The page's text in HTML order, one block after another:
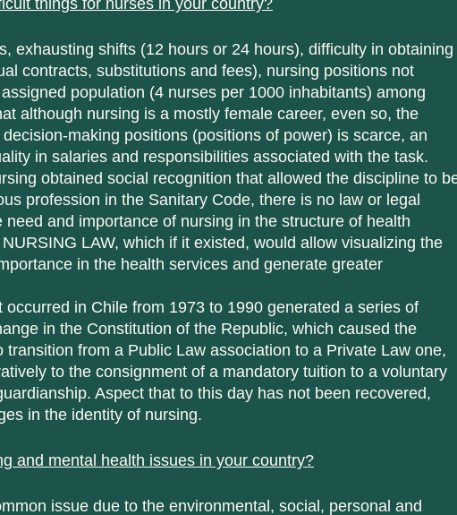
things for nurses in your country?
contracts, substitutions and fees), nursing positions not
population (4 nurses per 1000 inhabitants) among
although nursing is a mostly female career, even so, the
making positions (positions of power) is scarce, an
in salaries and responsibilities associated with the task.
profession in the Sanitary Code, there is no law or legal
and importance of nursing in the structure of health
LAW, which if it existed, would allow visualizing the
in the health services and generate greater
in the Constitution of the Republic, which caused the
transition from a Public Law association to a Private Law one,
to the consignment of a mandatory tuition to a voluntary
Aspect that to this day has not been recovered,
in the identity of nursing.
and mental health issues in your country?